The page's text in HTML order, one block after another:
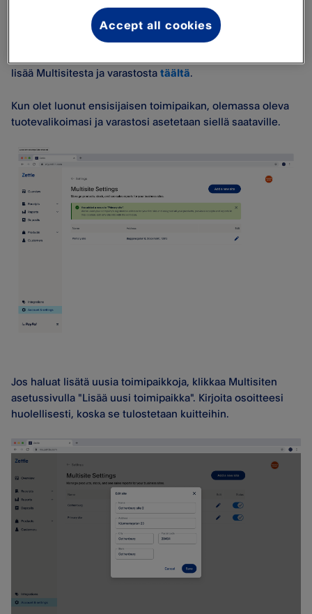
Shopifyssa) ja sinulla on aktiivinen integraatio varaston
jakamista varten PayPal Point of Sale-myyntipisteen
kanssa, verkkomyyntikanava jakaa varaston ensisijaisen
lisää Multisitesta ja varastosta täältä.
Kun olet luonut ensisijaisen toimipaikan, olemassa oleva
tuotevalikoimasi ja varastosi asetetaan siellä saataville.
Jos haluat lisätä uusia toimipaikkoja, klikkaa Multisiten
asetussivulla "Lisää uusi toimipaikka". Kirjoita osoitteesi
huolellisesti, koska se tulostetaan kuitteihin.
Accept all cookies